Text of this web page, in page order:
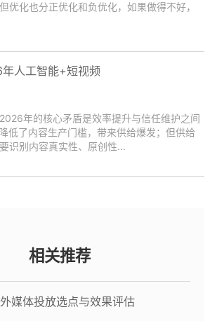
优化也分正优化和负优化，如果做得不好，
人工智能+短视频
年的核心矛盾是效率提升与信任维护之间
低了内容生产门槛，带来供给爆发；但供给
识别内容真实性、原创性...
相关推荐
媒体投放选点与效果评估